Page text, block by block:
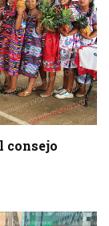
consejo